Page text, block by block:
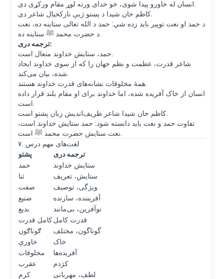
انسان له خاورو پیدا شوی، خو خدای ورته لوړ مقام ورکړی دی.
کاظم خان شیدا د پښتو ژبې نازکخیال شاعر دی.
د حمد او نعت توپیر باید زده شي: حمد د الله تعالی ستاینه ده، نعت
د حضرت محمد ﷺ ستاینه ده.
ترجمه دری:
حمد، ستایش خداوند متعال است.
شاعر قدرت، عظمت و نظم جهان را که از سوی خداوند ایجاد
شده، بیان می‌کند.
همهٔ مخلوقات نشانه‌های قدرت خداوند هستند.
انسان از خاک آفریده شده، اما خداوند برای او مقام بلند قرار داده
است.
کاظم خان شیدا شاعر ظریف‌اندیش زبان پشتو است.
تفاوت حمد و نعت باید دانسته شود: حمد ستایش خداوند است،
نعت ستایش حضرت محمد ﷺ است.
۷. لغت‌های مهم درس
پشتو
ترجمه دری
حمد
ستایش خداوند
ثنا
ستایش، تعریف
صفت
ویژگی، توصیف
صنیع
آفریننده، سازنده
بدیع
نوآفرین، بی‌مانند
کامل قدرتقدرت کامل
ګوناګون
گوناگون، مختلف
خاورې
خاک
مخلوقات
آفریده‌ها
عقرب
کژدم
کرم
لطف، مهربانی